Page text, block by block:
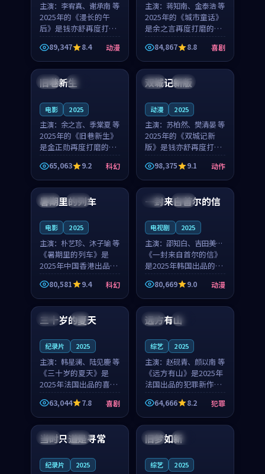
主演： 李宥真、谢承南 等
2025年的《漫长的午
后》是钱亦舒再度打磨
的动漫佳作。中国大陆
的取景与海岛日常的氛
围相互成就，李宥真与
谢承南的对手戏自然克
制，让整部影片在悬念
89,347 8.4 动漫
主演： 蒋知南、金泰浩 等
2025年的《城市童话》
是余之言再度打磨的喜
剧佳作。美国的取景与
历史战争的氛围相互成
就，蒋知南与金泰浩的
对手戏自然克制，让整
部影片在悬念与温度
84,867 8.8 喜剧
英国 完结
旧巷新生
电影 2025
主演： 余之言、季棠夏 等
2025年的《旧巷新生》
是金正勋再度打磨的科
幻佳作。英国的取景与
雨夜物语的氛围相互成
就，余之言与季棠夏的
对手戏自然克制，让整
部影片在悬念与温度
65,063 9.2 科幻
中国 独播
双城记新版
动漫 2025
主演： 苏柏然、樊清晏 等
2025年的《双城记新
版》是钱亦舒再度打磨
的动作佳作。中国大陆
的取景与沙漠探险的氛
围相互成就，苏柏然与
樊清晏的对手戏自然克
制，让整部影片在悬念
98,375 9.1 动作
中国 杜比
暑期里的列车
电影 2025
主演： 朴艺珍、沐子瑜 等
《暑期里的列车》是
2025年中国香港出品的
科幻新作，主创团队希
望用城市夜归人的故事
让观众停下来想一想。
朴艺珍领衔，沐子瑜担
任重要角色，郑书延的
80,581 9.4 科幻
韩国 热播
一封来自首尔的信
电视剧 2025
主演： 邵知白、吉田美琴
等
《一封来自首尔的信》
是2025年韩国出品的动
漫新作，主创团队希望
用高考往事的故事让观
众停下来想一想。邵知
重要角色，谢承南的
80,669 9.0 动漫
法国 4K
三十岁的夏天
纪录片 2025
主演： 韩星澜、陆见鹿 等
《三十岁的夏天》是
2025年法国出品的喜剧
新作，主创团队希望用
深夜电台的故事让观众
停下来想一想。韩星澜
角色，山田纯一的叙事
63,044 7.8 喜剧
法国 独播
远方有山
综艺 2025
主演： 赵砚青、颜以南 等
《远方有山》是2025年
法国出品的犯罪新作，
主创团队希望用高校追
梦的故事让观众停下来
想一想。赵砚青领衔，
颜以南担任重要角色，
山田纯一的叙事节奏
64,666 8.2 犯罪
泰国 杜比
当时只道是寻常
纪录片 2025
中国 高分
旧梦如新
综艺 2025